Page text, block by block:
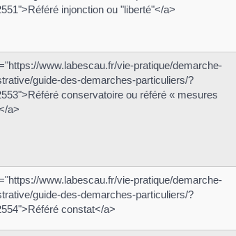
injonction ou "liberté"</a>
www.labescau.fr/vie-pratique/demarche-
guide-des-demarches-particuliers/?
conservatoire ou référé « mesures
a>
www.labescau.fr/vie-pratique/demarche-
guide-des-demarches-particuliers/?
constat</a>